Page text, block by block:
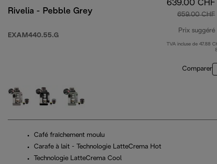
Rivelia - Pebble Grey
EXAM440.55.G
639.00 CHF
659.00 CHF
Prix suggéré
TVA incluse de 47.88
Comparer
Café fraîchement moulu
Carafe à lait - Technologie LatteCrema Hot
Technologie LatteCrema Cool